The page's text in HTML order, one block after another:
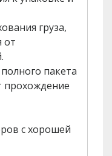
груза,
от
пакета
прохождение
с хорошей